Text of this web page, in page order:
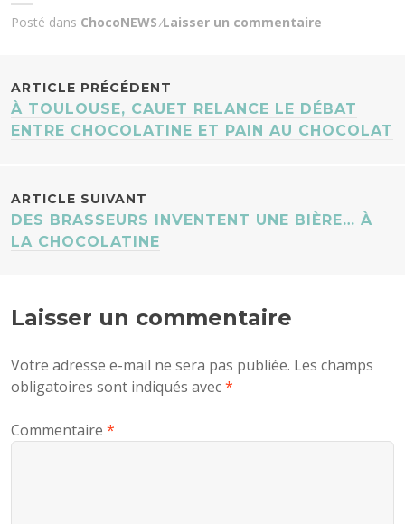
Posté dans ChocoNEWS Laisser un commentaire
NAVIGATION
DES
ARTICLES
ARTICLE PRÉCÉDENT
À TOULOUSE, CAUET RELANCE LE DÉBAT
ENTRE CHOCOLATINE ET PAIN AU CHOCOLAT
ARTICLE SUIVANT
DES BRASSEURS INVENTENT UNE BIÈRE… À
LA CHOCOLATINE
Laisser un commentaire
Votre adresse e-mail ne sera pas publiée. Les champs
obligatoires sont indiqués avec*
Commentaire *